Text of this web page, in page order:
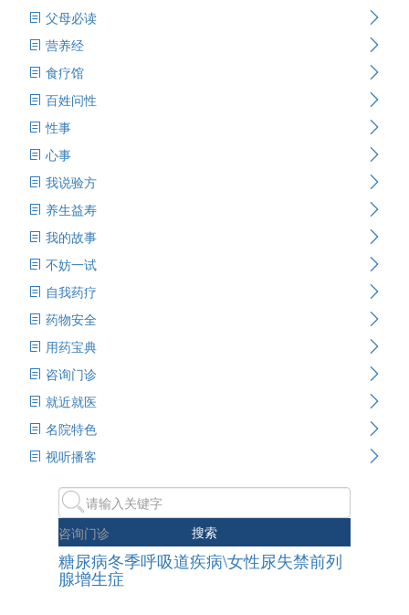
父母必读
营养经
食疗馆
百姓问性
性事
心事
我说验方
养生益寿
我的故事
不妨一试
自我药疗
药物安全
用药宝典
咨询门诊
就近就医
名院特色
视听播客
搜索
咨询门诊
糖尿病冬季呼吸道疾病\女性尿失禁前列
腺增生症